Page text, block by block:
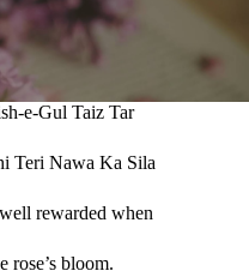
e-Gul Taiz Tar
Teri Nawa Ka Sila
rewarded when
rose’s bloom.